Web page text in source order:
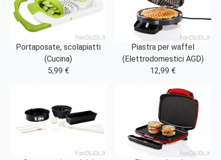
Portaposate, scolapiatti
(Cucina)
5,99 €
Piastra per waffel
(Elettrodomestici AGD)
12,99 €